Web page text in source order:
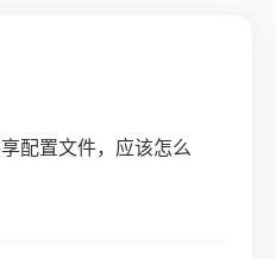
配置文件，应该怎么